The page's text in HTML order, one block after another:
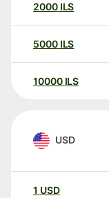
2000 ILS
5000 ILS
10000 ILS
USD
1 USD